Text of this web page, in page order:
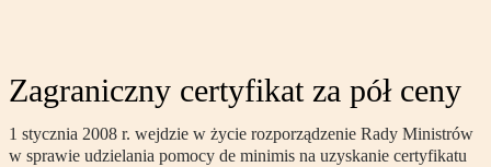
Zagraniczny certyfikat za pół ceny
1 stycznia 2008 r. wejdzie w życie rozporządzenie Rady Ministrów
w sprawie udzielania pomocy de minimis na uzyskanie certyfikatu